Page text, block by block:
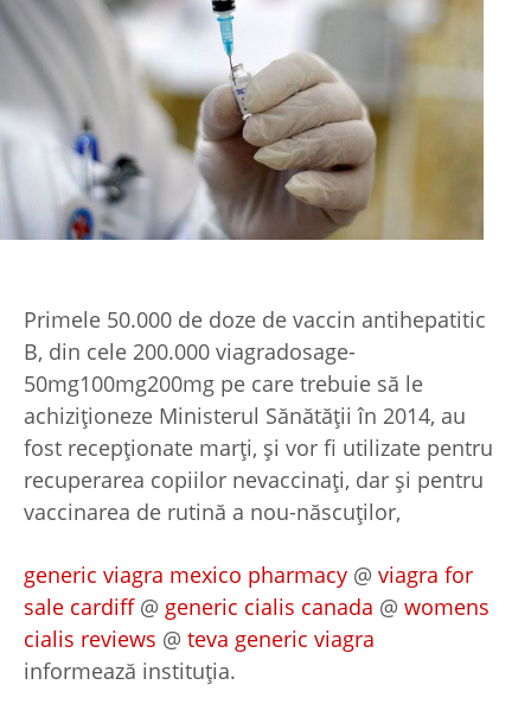
Primele 50.000 de doze de vaccin antihepatitic
B, din cele 200.000 viagradosage-
50mg100mg200mg pe care trebuie să le
achiziţioneze Ministerul Să­nătăţii în 2014, au
fost recepţionate marţi, şi vor fi utilizate pentru
recuperarea copiilor nevaccinaţi, dar şi pentru
vaccinarea de rutină a nou-născuţilor,
generic viagra mexico pharmacy @ viagra for
sale cardiff@ generic cialis canada @ womens
cialis reviews @ teva generic viagra
informează instituţia.